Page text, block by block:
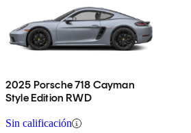
2025 Porsche 718 Cayman
Style Edition RWD
Sin calificación